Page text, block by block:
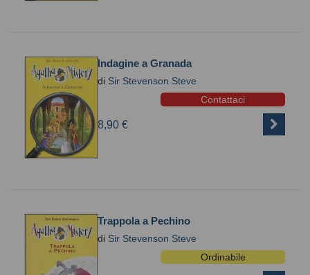
Indagine a Granada
di Sir Stevenson Steve
Contattaci
8,90 €
Trappola a Pechino
di Sir Stevenson Steve
Ordinabile